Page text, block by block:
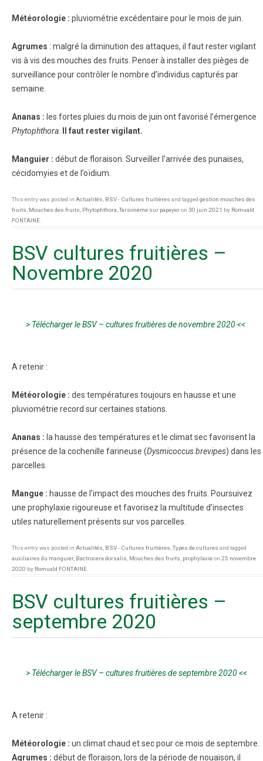
Météorologie : pluviométrie excédentaire pour le mois de juin.
Agrumes : malgré la diminution des attaques, il faut rester vigilant
vis à vis des mouches des fruits. Penser à installer des pièges de
surveillance pour contrôler le nombre d’individus capturés par
semaine.
Ananas : les fortes pluies du mois de juin ont favorisé l’émergence
Phytophthora
Il faut rester vigilant.
Manguier : début de floraison. Surveiller l’arrivée des punaises,
cécidomyies et de l’oïdium.
This entry was posted in Actualités BSV - Cultures fruitières and tagged gestion mouches des
fruits Mouches des fruits Phytophthora Tarsonème sur papayeron 30 juin 2021 by Romuald
FONTAINE
BSV cultures fruitières –
Novembre 2020
> Télécharger le BSV – cultures fruitières de novembre 2020 <<
A retenir :
Météorologie : des températures toujours en hausse et une
pluviométrie record sur certaines stations.
Ananas : la hausse des températures et le climat sec favorisent la
présence de la cochenille farineuse (Dysmicoccus brevipes) dans les
parcelles.
Mangue : hausse de l’impact des mouches des fruits. Poursuivez
une prophylaxie rigoureuse et favorisez la multitude d’insectes
utiles naturellement présents sur vos parcelles.
This entry was posted in Actualités BSV - Cultures fruitières Types de cultures and tagged
auxiliaires du manguier, Bactrocera dorsalis Mouches des fruits prophylaxieon 25 novembre
2020 by Romuald FONTAINE
BSV cultures fruitières –
septembre 2020
> Télécharger le BSV – cultures fruitières de septembre 2020 <<
A retenir :
Météorologie : un climat chaud et sec pour ce mois de septembre.
Agrumes : début de floraison, lors de la période de nouaison, il